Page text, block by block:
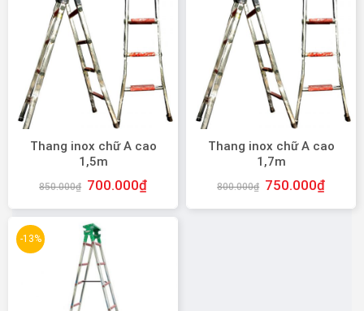
Thang inox chữ A cao
1,5m
850.000₫ 700.000₫
Thang inox chữ A cao
1,7m
800.000₫ 750.000₫
-13%